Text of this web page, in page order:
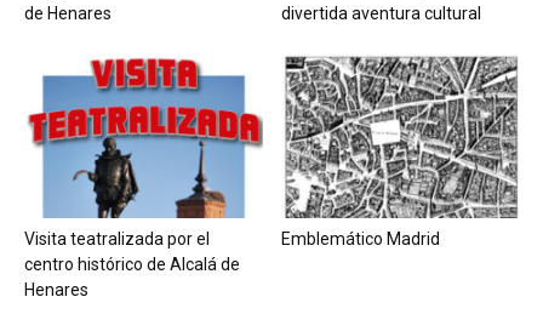
de Henares
divertida aventura cultural
Visita teatralizada por el
centro histórico de Alcalá de
Henares
Emblemático Madrid